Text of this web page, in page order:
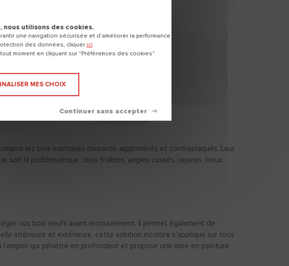
REPAR'WOOD
EXPRESS
Comparer
les bois exotiques courants, agglomérés et contreplaqués. Leur
la problématique : bois friables, angles cassés, rayures, trous,
vos bois neufs avant recouvrement. Il permet également de
intérieure et extérieure, cette solution incolore s’applique sur tous
qui pénètre en profondeur et propose une mise en peinture
utilisons des cookies.
une navigation sécurisée et d'améliorer la performance
des données, cliquer ici.
moment en cliquant sur "Préférences des cookies".
MES CHOIX